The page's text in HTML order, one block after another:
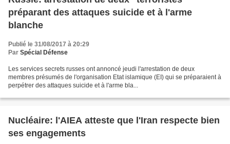
préparant des attaques suicide et à l'arme
blanche
Publié le 31/08/2017 à 20:29
Par Spécial Défense
Les services secrets russes ont annoncé jeudi l'arrestation de deux
membres présumés de l'organisation Etat islamique (EI) qui se préparaient à
perpétrer des attaques suicide et à l'arme bla...
Nucléaire: l'AIEA atteste que l'Iran respecte bien
ses engagements